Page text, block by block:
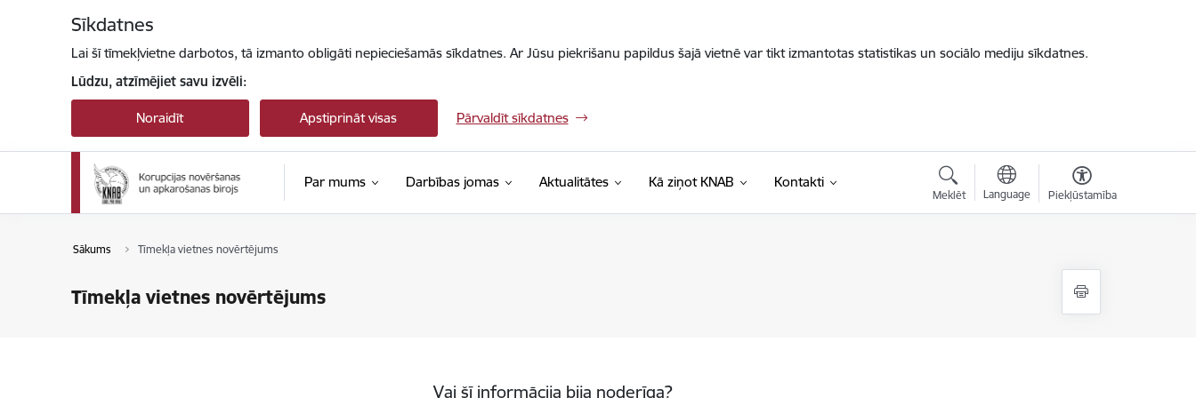
Sīkdatnes
Lai šī tīmekļvietne darbotos, tā izmanto obligāti nepieciešamās sīkdatnes. Ar Jūsu piekrišanu papildus šajā vietnē var tikt izmantotas statistikas un sociālo mediju sīkdatnes.
Lūdzu, atzīmējiet savu izvēli:
Noraidīt Apstiprināt visas Pārvaldīt sīkdatnes
Par mums Darbības jomas Aktualitātes Kā ziņot KNAB Kontakti
Meklēt Language Piekļūstamība
Sākums Tīmekļa vietnes novērtējums
Tīmekļa vietnes novērtējums
Vai šī informācija bija noderīga?